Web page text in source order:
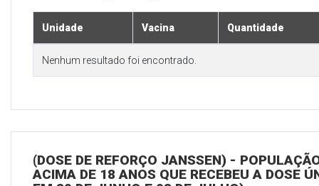
Unidade Vacina Quantidade
Nenhum resultado foi encontrado.
(DOSE DE REFORÇO JANSSEN) -
ACIMA DE 18 ANOS QUE RECEBEU A DOSE